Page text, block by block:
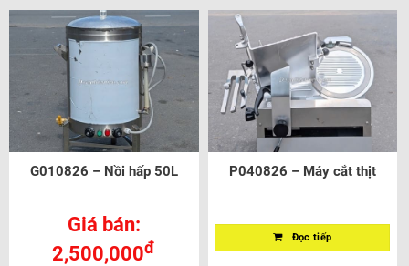
G010826 – Nồi hấp 50L
Giá bán:
2,500,000đ
P040826 – Máy cắt thịt
Đọc tiếp